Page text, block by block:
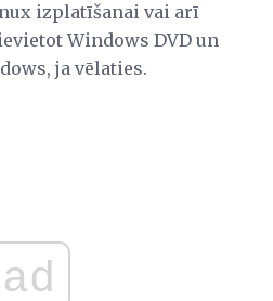
izplatīšanai vai arī
Windows DVD un
ja vēlaties.
ad